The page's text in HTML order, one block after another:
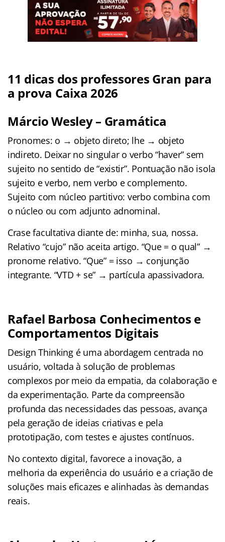
11 dicas dos professores Gran para
a prova Caixa 2026
Márcio Wesley – Gramática
Pronomes: o → objeto direto; lhe → objeto
indireto. Deixar no singular o verbo “haver” sem
sujeito no sentido de “existir”. Pontuação não isola
sujeito e verbo, nem verbo e complemento.
Sujeito com núcleo partitivo: verbo combina com
o núcleo ou com adjunto adnominal.
Crase facultativa diante de: minha, sua, nossa.
Relativo “cujo” não aceita artigo. “Que = o qual” →
pronome relativo. “Que” = isso → conjunção
integrante. “VTD + se” → partícula apassivadora.
Rafael Barbosa Conhecimentos e
Comportamentos Digitais
Design Thinking é uma abordagem centrada no
usuário, voltada à solução de problemas
complexos por meio da empatia, da colaboração e
da experimentação. Parte da compreensão
profunda das necessidades das pessoas, avança
pela geração de ideias criativas e pela
prototipação, com testes e ajustes contínuos.
No contexto digital, favorece a inovação, a
melhoria da experiência do usuário e a criação de
soluções mais eficazes e alinhadas às demandas
reais.